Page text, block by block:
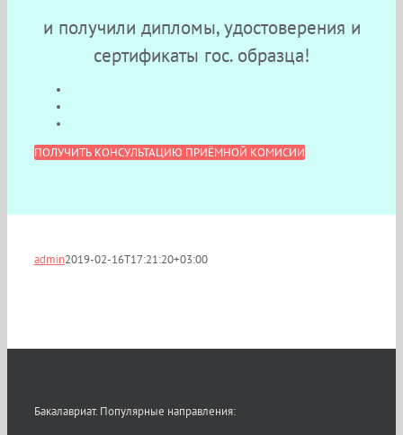
и получили дипломы, удостоверения и
сертификаты гос. образца!
ПОЛУЧИТЬ КОНСУЛЬТАЦИЮ ПРИЁМНОЙ КОМИСИИ
admin2019-02-16T17:21:20+03:00
Бакалавриат. Популярные направления: